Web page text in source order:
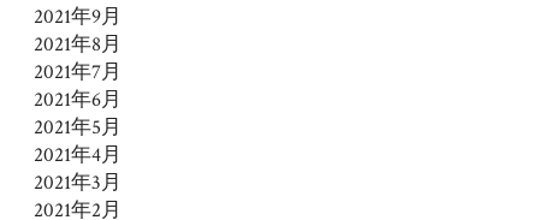
2021年9月
2021年8月
2021年7月
2021年6月
2021年5月
2021年4月
2021年3月
2021年2月